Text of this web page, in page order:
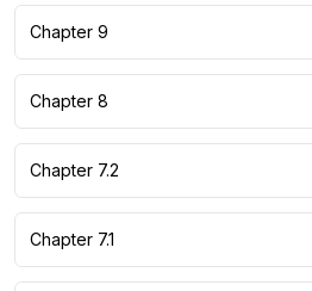
Chapter 9
Chapter 8
Chapter 7.2
Chapter 7.1